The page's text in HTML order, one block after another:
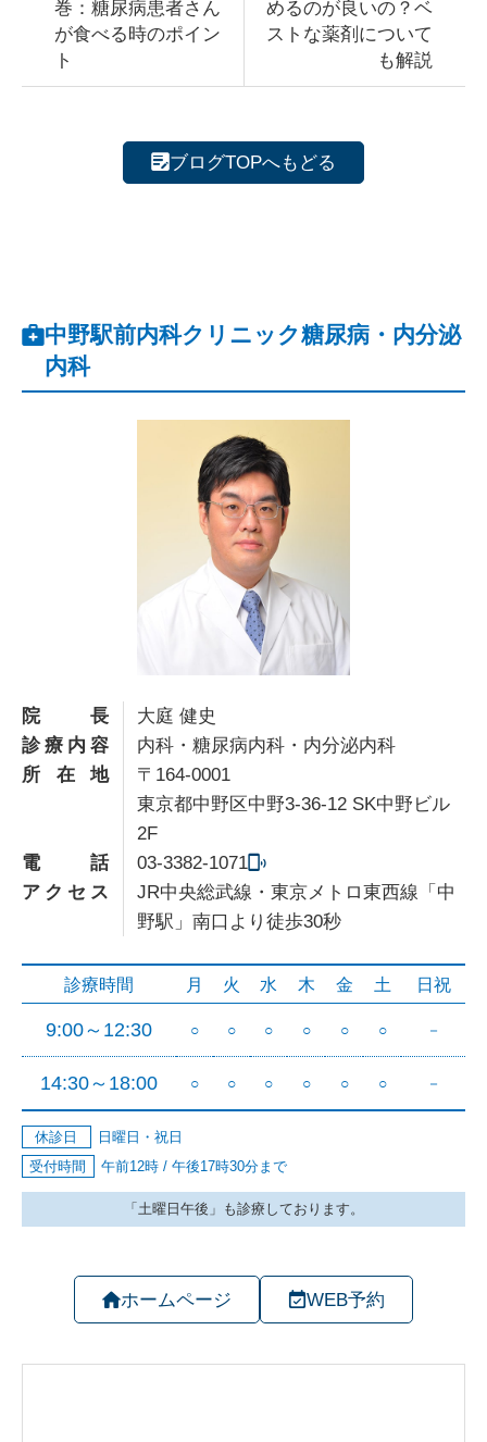
巻：糖尿病患者さん
が食べる時のポイン
ト
めるのが良いの？ベ
ストな薬剤について
も解説
ブログTOPへもどる
中野駅前内科クリニック糖尿病・内分泌
内科
院長
大庭 健史
診療内容
内科・糖尿病内科・内分泌内科
所在地
〒164-0001
東京都中野区中野3-36-12 SK中野ビル
2F
電話
03-3382-1071
アクセス
JR中央総武線・東京メトロ東西線「中
野駅」南口より徒歩30秒
ホームページ WEB予約